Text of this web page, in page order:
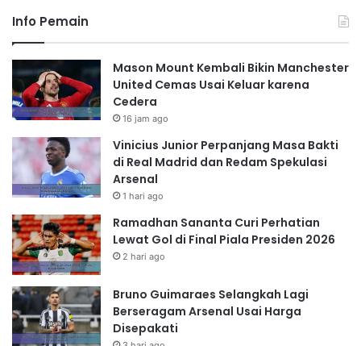
Info Pemain
Mason Mount Kembali Bikin Manchester
United Cemas Usai Keluar karena
Cedera
16 jam ago
Vinicius Junior Perpanjang Masa Bakti
di Real Madrid dan Redam Spekulasi
Arsenal
1 hari ago
Ramadhan Sananta Curi Perhatian
Lewat Gol di Final Piala Presiden 2026
2 hari ago
Bruno Guimaraes Selangkah Lagi
Berseragam Arsenal Usai Harga
Disepakati